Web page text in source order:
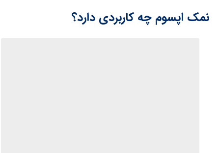
نمک اپسوم چه کاربردی دارد؟